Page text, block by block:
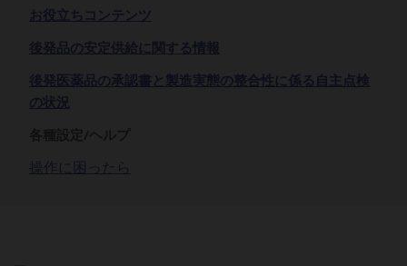
お役立ちコンテンツ
後発品の安定供給に関する情報
後発医薬品の承認書と製造実態の整合性に係る自主点検
の状況
操作に困ったら